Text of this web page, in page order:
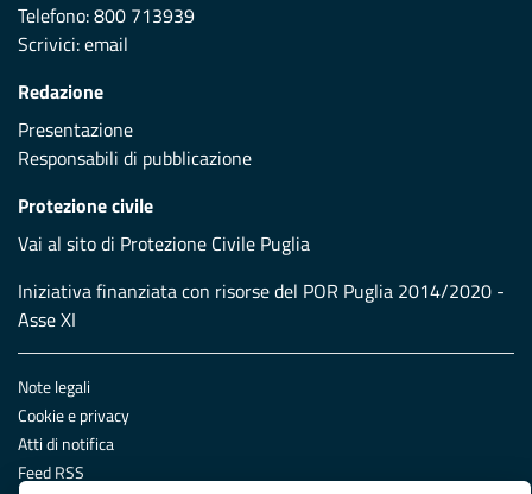
Telefono: 800 713939
Scrivici:email
Redazione
Presentazione
Responsabili di pubblicazione
Protezione civile
Vai al sito di Protezione Civile Puglia
Iniziativa finanziata con risorse del POR Puglia 2014/2020 -
Asse XI
Note legali
Cookie e privacy
Atti di notifica
Feed RSS